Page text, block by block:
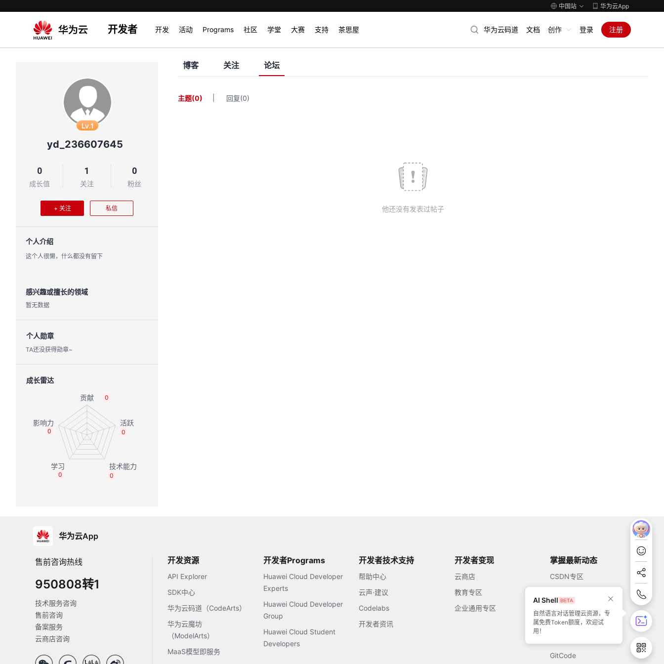
中国站 华为云App
开发者 开发 活动 Programs 社区 学堂 大赛 支持 茶思屋 华为云码道 文档 创作 登录 注册
AI Shell
自然语言对话管理云资源，专
属免费Token额度，欢迎试
用！
Lv.1
yd_236607645
0
成长值
1
关注
0
粉丝
+ 关注 私信
个人介绍
这个人很懒，什么都没有留下
感兴趣或擅长的领域
暂无数据
个人勋章
TA还没获得勋章~
成长雷达
0
0
0
0
0
博客 关注 论坛
主题(0) 回复(0)
他还没有发表过帖子
华为云App
售前咨询热线
950808转1
技术服务咨询
售前咨询
备案服务
云商店咨询
开发资源
API Explorer
SDK中心
华为云码道（CodeArts）
华为云魔坊
（ModelArts）
MaaS模型即服务
开发者Programs
Huawei Cloud Developer
Experts
Huawei Cloud Developer
Group
Huawei Cloud Student
Developers
开发者技术支持
帮助中心
云声·建议
Codelabs
开发者资讯
开发者变现
云商店
教育专区
企业通用专区
掌握最新动态
CSDN专区
51CTO
GitCode